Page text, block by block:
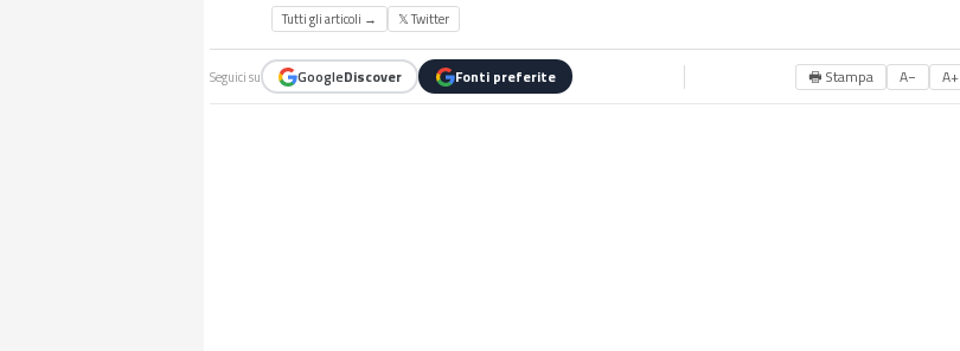
Tutti gli articoli → 𝕏 Twitter
Seguici su GoogleDiscover Fonti preferite 🖶 Stampa A− A+